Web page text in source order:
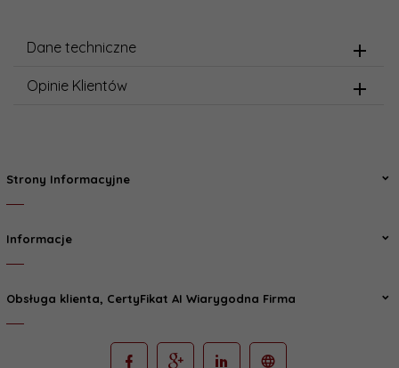
Dane techniczne
Opinie Klientów
Strony Informacyjne
Informacje
Obsługa klienta, CertyFikat AI Wiarygodna Firma